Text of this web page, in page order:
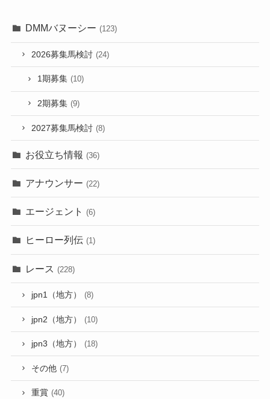
DMMバヌーシー (123)
2026募集馬検討 (24)
1期募集 (10)
2期募集 (9)
2027募集馬検討 (8)
お役立ち情報 (36)
アナウンサー (22)
エージェント (6)
ヒーロー列伝 (1)
レース (228)
jpn1（地方） (8)
jpn2（地方） (10)
jpn3（地方） (18)
その他 (7)
重賞 (40)